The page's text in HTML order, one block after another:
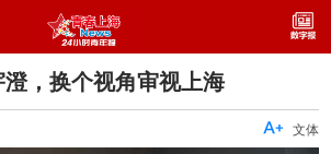
，换个视角审视上海
文体
